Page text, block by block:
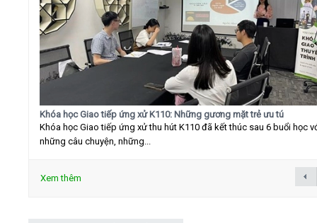
Khóa học Giao tiếp ứng xử K110: Những gương mặt trẻ ưu tú
Khóa học Giao tiếp ứng xử thu hút K110 đã kết thúc sau 6 buổi học
những câu chuyện, những...
Xem thêm